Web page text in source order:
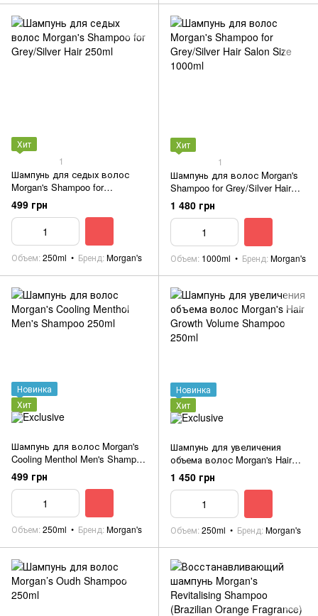
Хит
1
Шампунь для седых волос
Morgan's Shampoo for
Grey/Silver Hair 250ml
499 грн
Объем 250ml Бренд Morgan's
Хит
1
Шампунь для волос Morgan's
Shampoo for Grey/Silver Hair
Salon Size 1000ml
1 480 грн
Объем 1000ml Бренд Morgan's
Новинка
Хит
Шампунь для волос Morgan's
Cooling Menthol Men's Shampoo
250ml
499 грн
Объем 250ml Бренд Morgan's
Новинка
Хит
Шампунь для увеличения
объема волос Morgan's Hair
Growth Volume Shampoo 250ml
1 450 грн
Объем 250ml Бренд Morgan's